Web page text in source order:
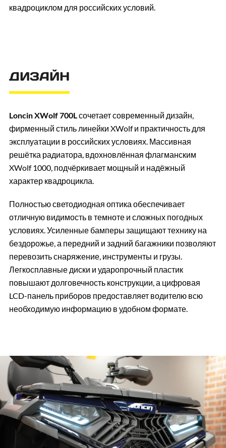
квадроциклом для российских условий.
ДИЗАЙН
Loncin XWolf 700Lсочетает современный дизайн,
фирменный стиль линейки XWolf и практичность для
эксплуатации в российских условиях. Массивная
решётка радиатора, вдохновлённая флагманским
XWolf 1000, подчёркивает мощный и надёжный
характер квадроцикла.
Полностью светодиодная оптика обеспечивает
отличную видимость в темноте и сложных погодных
условиях. Усиленные бамперы защищают технику на
бездорожье, а передний и задний багажники позволяют
перевозить снаряжение, инструменты и грузы.
Легкосплавные диски и ударопрочный пластик
повышают долговечность конструкции, а цифровая
LCD-панель приборов предоставляет водителю всю
необходимую информацию в удобном формате.